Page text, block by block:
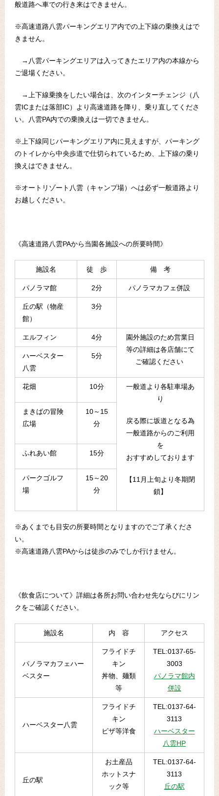
般道路へ車での行き来はできません。
※高速道路八雲パーキングエリア内での上下線の乗換えはで
きません。
→八雲パーキングエリアは入ってきたエリア内の本線から
ご退場ください。
→上下線乗換をしたい場合は、次のインターチェンジ（八
雲ICまたは落部IC）より高速道路を降り、乗り直してくださ
い。八雲PA内での乗換えは一切できません。
※上下線同じパーキングエリア内に見えますが、パーキング
のトイレから中央歩道で仕切られているため、上下線の乗り
換えはできません。
※オートリゾート八雲（キャンプ場）へは必ず一般道路より
お越しください。
《高速道路八雲PAから当園各施設への所要時間》
施設名 徒 歩 備 考
パノラマ館 2分 パノラマカフェ併設
丘の駅（物産
館）
3分
エルフィン 4分
園外施設のため営業日
等の詳細は各店舗にて
ご確認ください
ハーベスター
八雲
5分
花畑 10分
一般道より各駐車場あ
り
戻る際に坂道となる為
一般道路からのご利用
を
おすすめしております
【11月上旬より冬期閉
鎖】
まきばの冒険
広場
10～15
分
ふれあい館 15分
パークゴルフ
場
15～20
分
※あくまでも目安の所要時間となりますのでご了承くださ
い。
※高速道路八雲PAからは徒歩のみでしか行けません。
《飲食店について》詳細は各所お問い合わせ先ならびにリン
クをご確認ください。
施設名 内 容 アクセス
パノラマカフェハー
ベスター
フライドチ
キン
丼物、麺類
等
TEL:0137-65-
3003
パノラマ館内
併設
ハーベスター八雲
フライドチ
キン
ピザ等洋食
TEL:0137-64-
3113
ハーベスター
八雲HP
丘の駅
お土産品
ホットスナ
ック等
TEL:0137-64-
3113
丘の駅